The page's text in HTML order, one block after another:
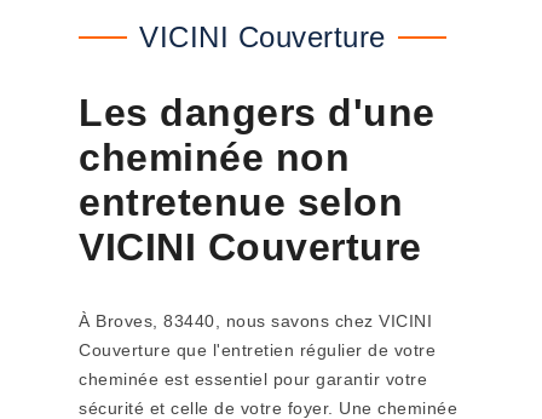
VICINI Couverture
Les dangers d'une
cheminée non
entretenue selon
VICINI Couverture
À Broves, 83440, nous savons chez VICINI
Couverture que l'entretien régulier de votre
cheminée est essentiel pour garantir votre
sécurité et celle de votre foyer. Une cheminée